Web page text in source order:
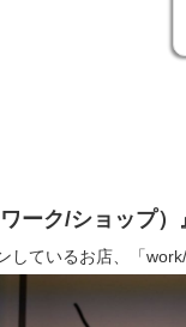
ーク/ショップ）
しているお店、「